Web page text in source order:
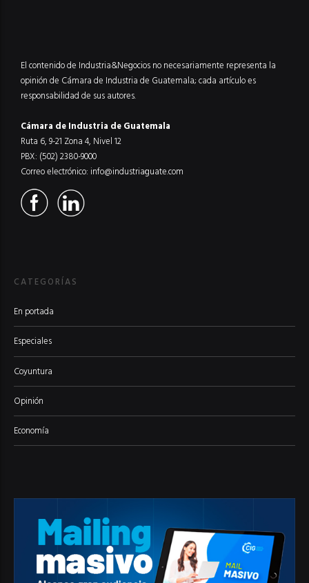
El contenido de Industria&Negocios no necesariamente representa la
opinión de Cámara de Industria de Guatemala; cada artículo es
responsabilidad de sus autores.
Cámara de Industria de Guatemala
Ruta 6, 9-21 Zona 4, Nivel 12
PBX: (502) 2380-9000
Correo electrónico: info@industriaguate.com
CATEGORÍAS
En portada
Especiales
Coyuntura
Opinión
Economía